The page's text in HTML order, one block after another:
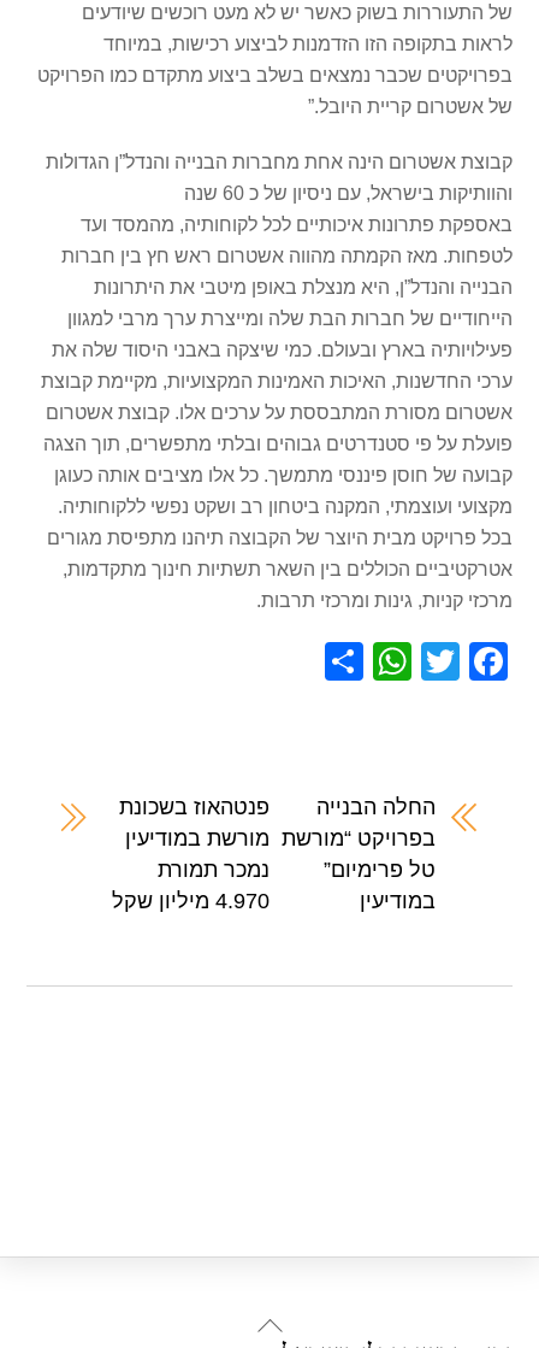
של התעוררות בשוק כאשר יש לא מעט רוכשים שיודעים
לראות בתקופה הזו הזדמנות לביצוע רכישות, במיוחד
בפרויקטים שכבר נמצאים בשלב ביצוע מתקדם כמו הפרויקט
של אשטרום קריית היובל.”
קבוצת אשטרום הינה אחת מחברות הבנייה והנדל”ן הגדולות
והוותיקות בישראל, עם ניסיון של כ 60 שנה
באספקת פתרונות איכותיים לכל לקוחותיה, מהמסד ועד
לטפחות. מאז הקמתה מהווה אשטרום ראש חץ בין חברות
הבנייה והנדל”ן, היא מנצלת באופן מיטבי את היתרונות
הייחודיים של חברות הבת שלה ומייצרת ערך מרבי למגוון
פעילויותיה בארץ ובעולם. כמי שיצקה באבני היסוד שלה את
ערכי החדשנות, האיכות האמינות המקצועיות, מקיימת קבוצת
אשטרום מסורת המתבססת על ערכים אלו. קבוצת אשטרום
פועלת על פי סטנדרטים גבוהים ובלתי מתפשרים, תוך הצגה
קבועה של חוסן פיננסי מתמשך. כל אלו מציבים אותה כעוגן
מקצועי ועוצמתי, המקנה ביטחון רב ושקט נפשי ללקוחותיה.
בכל פרויקט מבית היוצר של הקבוצה תיהנו מתפיסת מגורים
אטרקטיביים הכוללים בין השאר תשתיות חינוך מתקדמות,
מרכזי קניות, גינות ומרכזי תרבות.
F
b
T
W
A
p
p
החלה הבנייה
בפרויקט “מורשת
טל פרימיום”
במודיעין
פנטהאוז בשכונת
מורשת במודיעין
נמכר תמורת
4.970 מיליון שקל
Back